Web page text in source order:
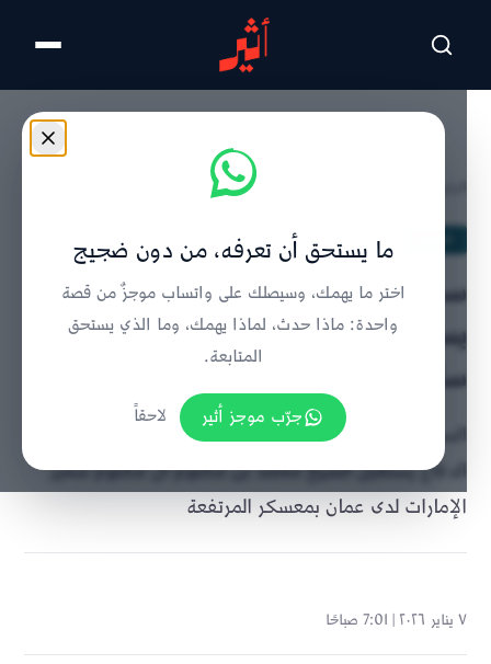
تخطى للمحتوى الرئيسي
سموّ السّيد شهاب بن طارق آل سعيد
يستقبل سفير دولة الإمارات لدى
سلطنة عُمان
السيد شهاب بن طارق آل سعيد نائب رئيس الوزراء لشؤون
الدفاع يستقبل الشيخ محمد بن مكتوم آل مكتوم سفير
الإمارات لدى عمان بمعسكر المرتفعة
٧ يناير ٢٠٢٦ | 7:01 صباحًا
ما يستحق أن تعرفه، من دون ضجيج
اختر ما يهمك، وسيصلك على واتساب موجزٌ من قصة
واحدة: ماذا حدث، لماذا يهمك، وما الذي يستحق
المتابعة.
جرّب موجز أثير
لاحقاً